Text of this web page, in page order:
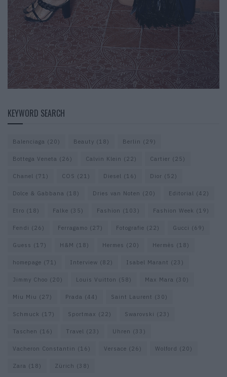
KEYWORD SEARCH
Balenciaga (20) Beauty (18) Berlin (29)
Bottega Veneta (26) Calvin Klein (22) Cartier (25)
Chanel (71) COS (21) Diesel (16) Dior (52)
Dolce & Gabbana (18) Dries van Noten (20) Editorial (42)
Etro (18) Falke (35) Fashion (103) Fashion Week (19)
Fendi (26) Ferragamo (27) Fotografie (22) Gucci (69)
Guess (17) H&M (18) Hermes (20) Hermès (18)
homepage (71) Interview (82) Isabel Marant (23)
Jimmy Choo (20) Louis Vuitton (58) Max Mara (30)
Miu Miu (27) Prada (44) Saint Laurent (30)
Schmuck (17) Sportmax (22) Swarovski (23)
Taschen (16) Travel (23) Uhren (33)
Vacheron Constantin (16) Versace (26) Wolford (20)
Zara (18) Zürich (38)